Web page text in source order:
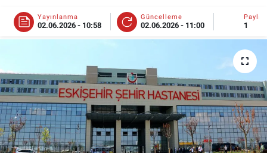
Yayınlanma
02.06.2026 - 10:58
Güncelleme
02.06.2026 - 11:00 1
YEMEK
Eskişehir Haber İçerikleri
Eskişehir Hava Durumu
Eskişehir Tramvay Saatleri
Haber Arşivi